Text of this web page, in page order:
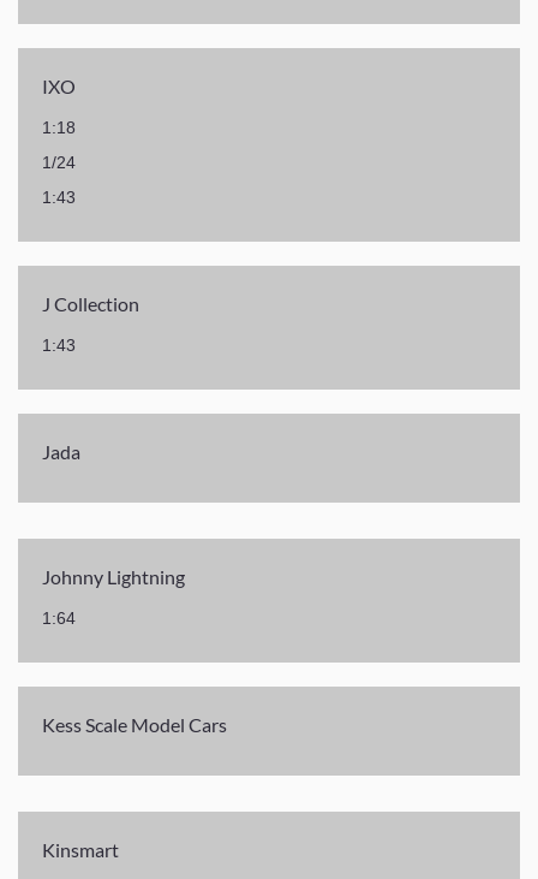
IXO
1:18
1/24
1:43
J Collection
1:43
Jada
Johnny Lightning
1:64
Kess Scale Model Cars
Kinsmart